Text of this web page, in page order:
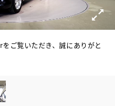
ご覧いただき、誠にありがと